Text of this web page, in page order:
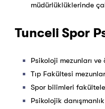
müdürlüklüklerinde
Tunceli Spor
Psikoloji mezunları
Tıp Fakültesi
Spor bilimleri
Psikolojik